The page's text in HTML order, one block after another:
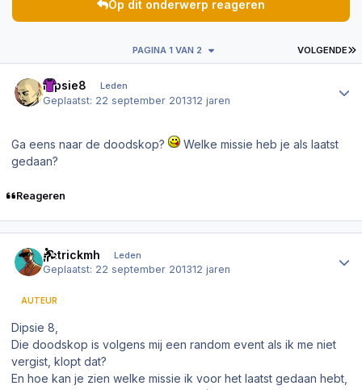
Op dit onderwerp reageren
VOLGENDE
PAGINA 1 VAN 2
Dipsie8 Leden
Geplaatst: 22 september 201312 jaren
Ga eens naar de doodskop?
Welke missie heb je als laatst
gedaan?
Reageren
patrickmh Leden
Geplaatst: 22 september 201312 jaren
AUTEUR
Dipsie 8,
Die doodskop is volgens mij een random event als ik me niet
vergist, klopt dat?
En hoe kan je zien welke missie ik voor het laatst gedaan hebt,